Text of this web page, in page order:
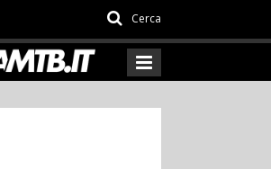
Cerca